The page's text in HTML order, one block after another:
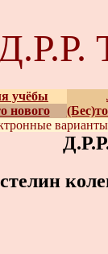
учёбы
нового